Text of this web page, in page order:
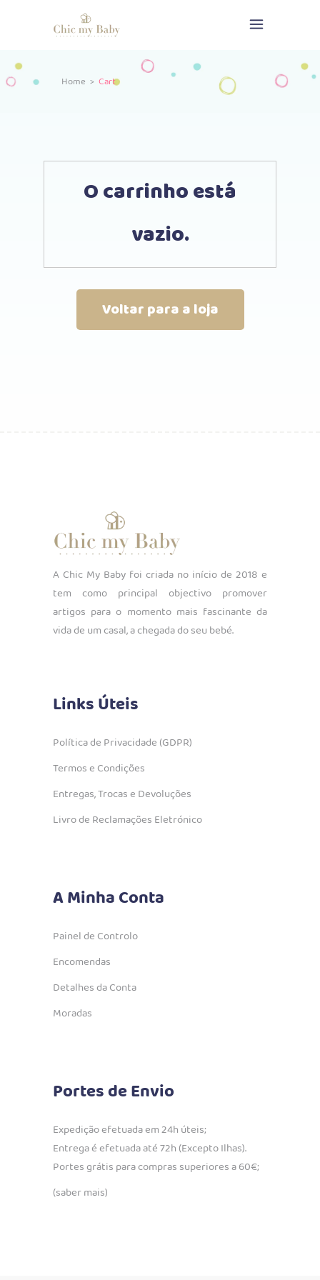
Home > Cart
O carrinho está
vazio.
Voltar para a loja
A Chic My Baby foi criada no início de 2018 e
tem como principal objectivo promover
artigos para o momento mais fascinante da
vida de um casal, a chegada do seu bebé.
Links Úteis
Política de Privacidade (GDPR)
Termos e Condições
Entregas, Trocas e Devoluções
Livro de Reclamações Eletrónico
A Minha Conta
Painel de Controlo
Encomendas
Detalhes da Conta
Moradas
Portes de Envio
Expedição efetuada em 24h úteis;
Entrega é efetuada até 72h (Excepto Ilhas).
Portes grátis para compras superiores a 60€;
(saber mais)